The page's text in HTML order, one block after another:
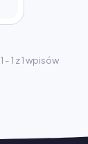
1 - 1 z 1 wpisów